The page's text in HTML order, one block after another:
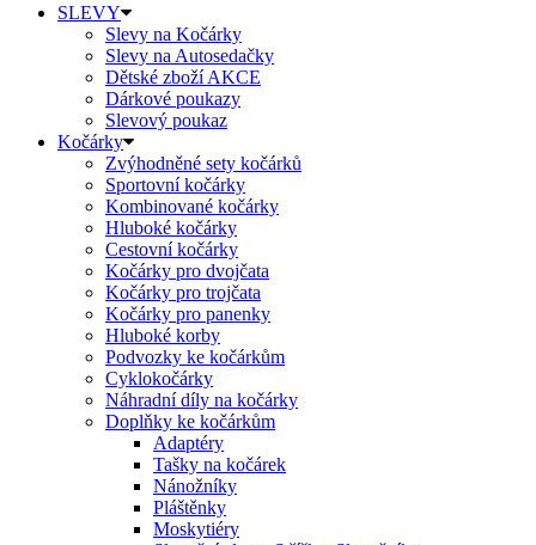
SLEVY
Slevy na Kočárky
Slevy na Autosedačky
Dětské zboží AKCE
Dárkové poukazy
Slevový poukaz
Kočárky
Zvýhodněné sety kočárků
Sportovní kočárky
Kombinované kočárky
Hluboké kočárky
Cestovní kočárky
Kočárky pro dvojčata
Kočárky pro trojčata
Kočárky pro panenky
Hluboké korby
Podvozky ke kočárkům
Cyklokočárky
Náhradní díly na kočárky
Doplňky ke kočárkům
Adaptéry
Tašky na kočárek
Nánožníky
Pláštěnky
Moskytiéry